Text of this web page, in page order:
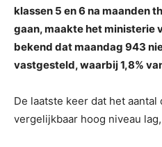
klassen 5 en 6 na maanden
gaan, maakte het ministerie
bekend dat maandag 943
vastgesteld, waarbij 1,8%
De laatste keer dat het
vergelijkbaar hoog niveau